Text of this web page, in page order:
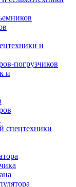
и
погрузчиков
и
спецтехники